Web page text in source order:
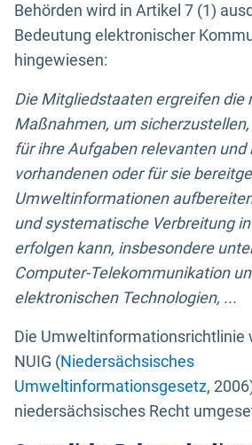
Behörden wird in Artikel 7 (1)
Bedeutung elektronischer
hingewiesen:
Die Mitgliedstaaten ergreifen die
Maßnahmen, um
für ihre Aufgaben relevanten und
vorhandenen oder für sie
Umweltinformationen
und systematische Verbreitung
erfolgen kann, insbesondere
Computer-Telekommunikation
elektronischen Technologien, ...
Die Umweltinformationsrichtlinie
NUIG (Niedersächsisches
Umweltinformationsgesetz,
niedersächsisches Recht